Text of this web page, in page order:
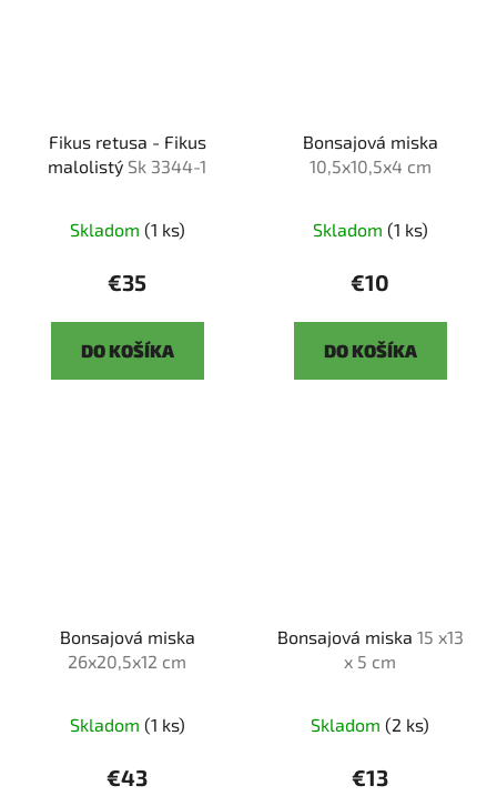
Fikus retusa - Fikus
malolistý Sk 3344-1
Skladom (1 ks)
€35
DO KOŠÍKA
Bonsajová miska
10,5x10,5x4 cm
Skladom (1 ks)
€10
DO KOŠÍKA
Bonsajová miska
26x20,5x12 cm
Skladom (1 ks)
€43
Bonsajová miska 15 x13
x 5 cm
Skladom (2 ks)
€13